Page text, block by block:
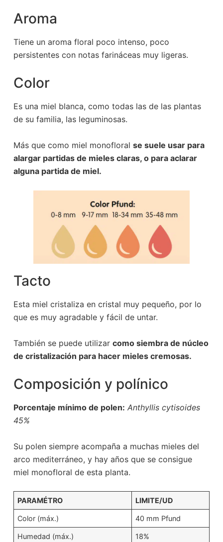
Aroma
Tiene un aroma floral poco intenso, poco
persistentes con notas farináceas muy ligeras.
Color
Es una miel blanca, como todas las de las plantas
de su familia, las leguminosas.
Más que como miel monofloral se suele usar para
alargar partidas de mieles claras, o para aclarar
alguna partida de miel.
Tacto
Esta miel cristaliza en cristal muy pequeño, por lo
que es muy agradable y fácil de untar.
También se puede utilizar como siembra de núcleo
de cristalización para hacer mieles cremosas.
Composición y polínico
Porcentaje mínimo de polen: Anthyllis cytisoides
45%
Su polen siempre acompaña a muchas mieles del
arco mediterráneo, y hay años que se consigue
miel monofloral de esta planta.
PARAMÉTRO LIMITE/UD
Color (máx.) 40 mm Pfund
Humedad (máx.) 18%